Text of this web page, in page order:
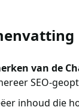
van de
SEO-
inhoud die